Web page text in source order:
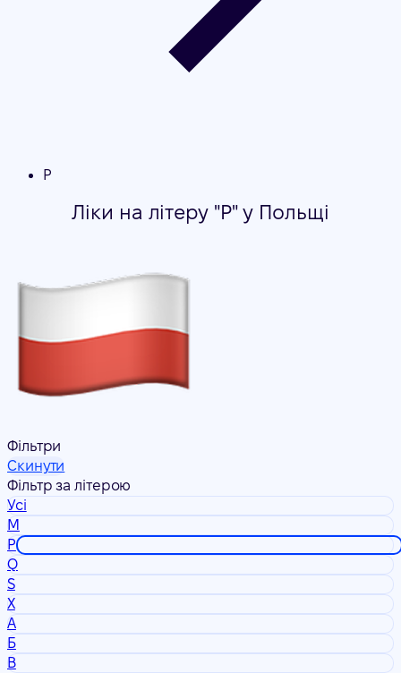
P
Ліки на літеру "P" у Польщі
Фільтри
Скинути
Фільтр за літерою
Усі
M
P
Q
S
X
А
Б
В